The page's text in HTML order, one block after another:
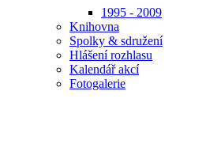
1995 - 2009
Knihovna
Spolky & sdružení
Hlášení rozhlasu
Kalendář akcí
Fotogalerie